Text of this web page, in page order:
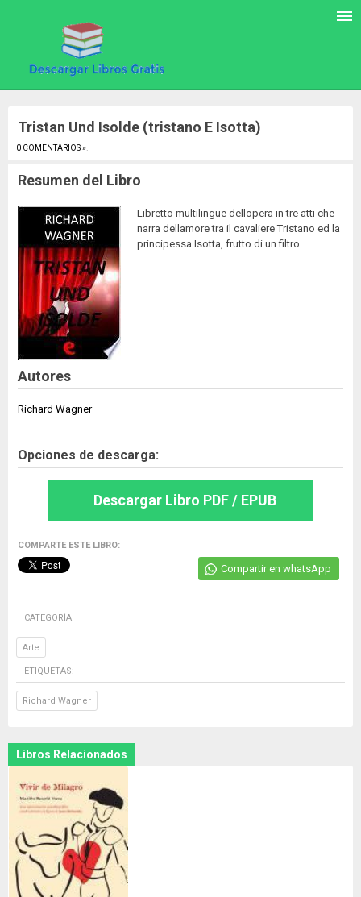
Tristan Und Isolde (tristano E Isotta)
0 COMENTARIOS ».
Resumen del Libro
Libretto multilingue dellopera in tre atti che
narra dellamore tra il cavaliere Tristano ed la
principessa Isotta, frutto di un filtro.
Autores
Richard Wagner
Opciones de descarga:
Descargar Libro PDF / EPUB
COMPARTE ESTE LIBRO:
Compartir en whatsApp
CATEGORÍA
Arte
ETIQUETAS:
Richard Wagner
Libros Relacionados